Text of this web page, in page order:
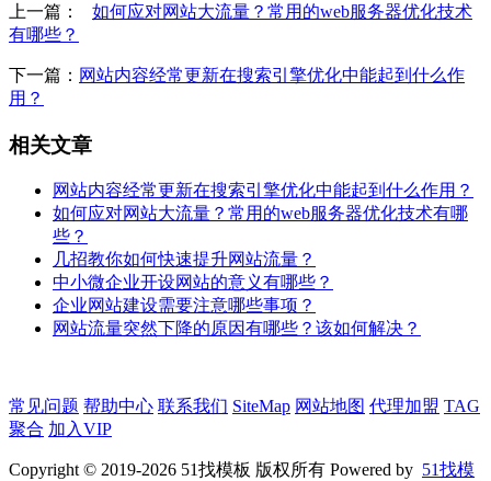
上一篇：
如何应对网站大流量？常用的web服务器优化技术
有哪些？
下一篇： 网站内容经常更新在搜索引擎优化中能起到什么作
用？
相关文章
网站内容经常更新在搜索引擎优化中能起到什么作用？
如何应对网站大流量？常用的web服务器优化技术有哪
些？
几招教你如何快速提升网站流量？
中小微企业开设网站的意义有哪些？
企业网站建设需要注意哪些事项？
网站流量突然下降的原因有哪些？该如何解决？
常见问题 帮助中心 联系我们 SiteMap 网站地图 代理加盟 TAG
聚合 加入VIP
Copyright © 2019-2026 51找模板 版权所有 Powered by 51找模